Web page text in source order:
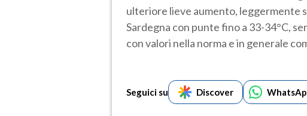
ulteriore lieve aumento, leggermente
Sardegna con punte fino a 33-34°C,
con valori nella norma e in generale
Seguici su Discover